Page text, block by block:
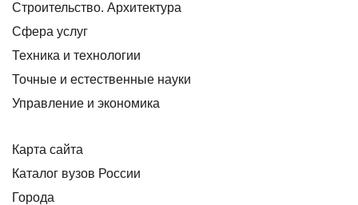
Строительство. Архитектура
Сфера услуг
Техника и технологии
Точные и естественные науки
Управление и экономика
Карта сайта
Каталог вузов России
Города